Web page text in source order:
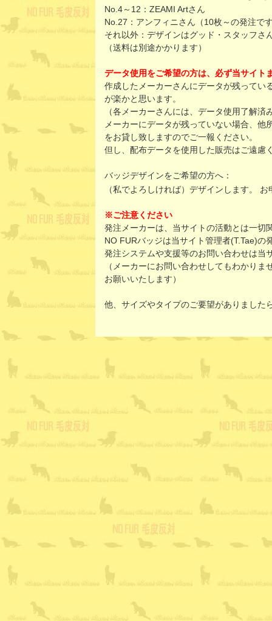
No.4～12：ZEAMI Artさん
No.27：アンフィニさん（10枚～の発注で
それ以外：デザインはグッド・スタッフさ
（送料は別途かかります）
データ使用をご希望の方は、必ず当サイト
作成したメーカーさんにデータが残ってい
が楽かと思います。
（各メーカーさんには、データ使用了解済
メーカーにデータが残っていない場合、他
をお貸し致しますのでご一報ください。
但し、配布データを使用した販売はご遠慮
バッジデザインをご希望の方へ：
（私でよろしければ）デザインします。
※ご注意ください
発注メーカーは、当サイトの活動とは一切
NO FURバッジは当サイト管理者(T.Tae)の
発注システムや支援等のお問い合わせは当
（メーカーにお問い合わせしてもわかりま
お願いいたします）
他、サイズやタイプのご要望がありました